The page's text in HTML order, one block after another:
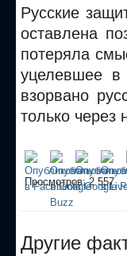
Русские
оставлена
потеряла
уцелевшее в
взорвано
только через
Просмотров: 2 557
Другие